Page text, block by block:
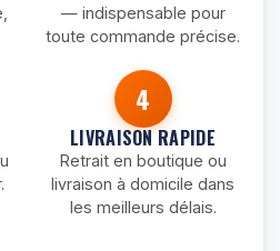
— indispensable pour
toute commande précise.
4
LIVRAISON RAPIDE
Retrait en boutique ou
livraison à domicile dans
les meilleurs délais.